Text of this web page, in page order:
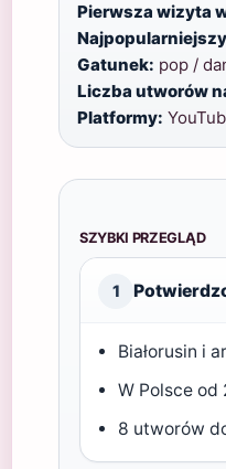
Pierwsza wizyta
Gatunek: pop /
Liczba utworów
Platformy:
SZYBKI PRZEGLĄD
1
Białorusin i
W Polsce
8 utworów